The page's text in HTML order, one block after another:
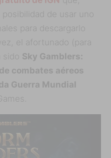
de usar uno
para descargarlo
el afortunado (para
sido Sky Gamblers:
combates aéreos
Guerra Mundial